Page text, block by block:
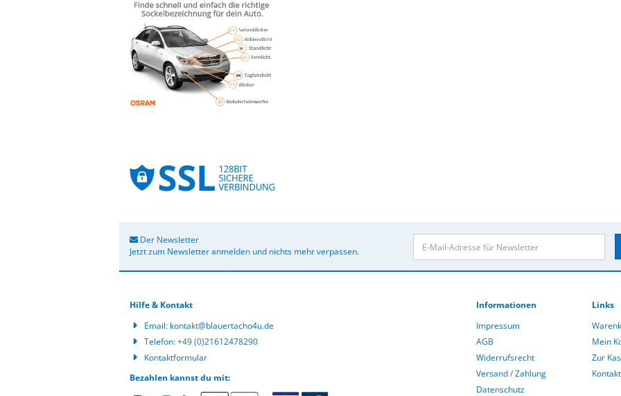
Der Newsletter
Jetzt zum Newsletter anmelden und nichts mehr verpassen.
Hilfe & Kontakt
Email: kontakt@blauertacho4u.de
Telefon:+49 (0)21612478290
Kontaktformular
Bezahlen kannst du mit:
Informationen
Impressum
AGB
Widerrufsrecht
Versand / Zahlung
Datenschutz
Links
Mein
Zur
Kontakt